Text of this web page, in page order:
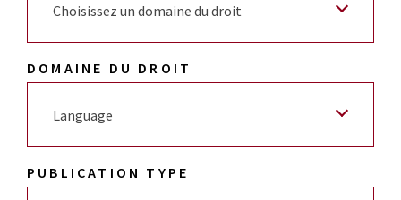
Choisissez un domaine du droit
DOMAINE DU DROIT
Language
PUBLICATION TYPE